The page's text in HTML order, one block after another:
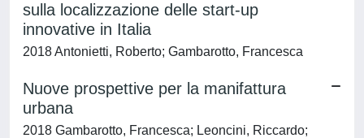
sulla localizzazione delle start-up
innovative in Italia
2018 Antonietti, Roberto; Gambarotto, Francesca
Nuove prospettive per la manifattura
urbana
2018 Gambarotto, Francesca; Leoncini, Riccardo;